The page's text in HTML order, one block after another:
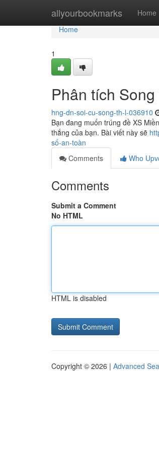
allyourbookmarks Home
Home
Home
1
Phân tích
hng-dn-soi-cu-song-th-l-036910
Bạn đang muốn trúng đề XS
thắng của bạn. Bài viết này sẽ
số-an-toàn
Comments
Who
Comments
Submit a Comment
No HTML
HTML is disabled
Copyright © 2026 | Advanced